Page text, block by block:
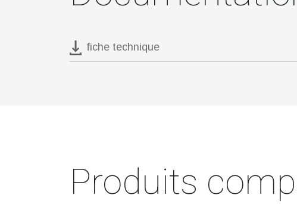
fiche technique
Produits